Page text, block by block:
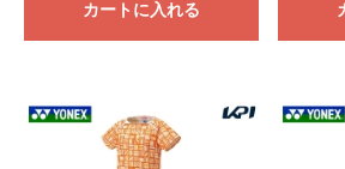
カートに入れる